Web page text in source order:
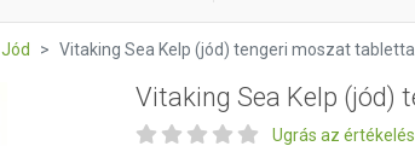
Jód Vitaking Sea Kelp (jód) tengeri moszat
Vitaking Sea Kelp (jód)
Ugrás az